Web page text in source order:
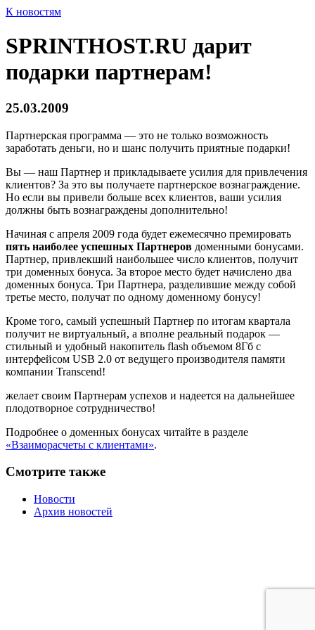
К новостям
SPRINTHOST.RU дарит
подарки партнерам!
25.03.2009
Партнерская программа — это не только возможность
заработать деньги, но и шанс получить приятные подарки!
Вы — наш Партнер и прикладываете усилия для привлечения
клиентов? За это вы получаете партнерское вознаграждение.
Но если вы привели больше всех клиентов, ваши усилия
должны быть вознаграждены дополнительно!
Начиная с апреля 2009 года будет ежемесячно премировать
пять наиболее успешных Партнеров доменными бонусами.
Партнер, привлекший наибольшее число клиентов, получит
три доменных бонуса. За второе место будет начислено два
доменных бонуса. Три Партнера, разделившие между собой
третье место, получат по одному доменному бонусу!
Кроме того, самый успешный Партнер по итогам квартала
получит не виртуальный, а вполне реальный подарок —
стильный и удобный накопитель flash объемом 8Гб с
интерфейсом USB 2.0 от ведущего производителя памяти
компании Transcend!
желает своим Партнерам успехов и надеется на дальнейшее
плодотворное сотрудничество!
Подробнее о доменных бонусах читайте в разделе
«Взаиморасчеты с клиентами».
Смотрите также
Новости
Архив новостей